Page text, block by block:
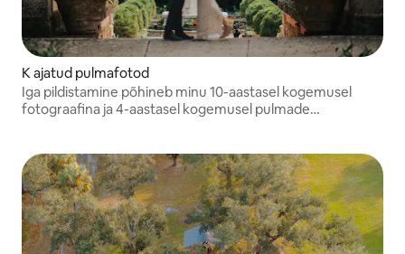
K ajatud pulmafotod
Iga pildistamine põhineb minu 10-aastasel kogemusel
fotograafina ja 4-aastasel kogemusel pulmade